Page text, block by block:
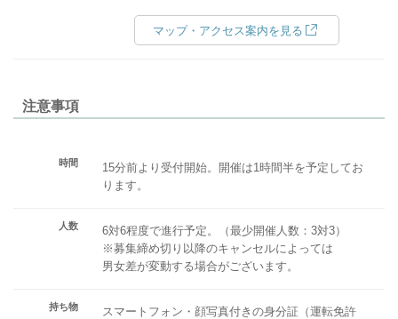
マップ・アクセス案内を見る
注意事項
時間
15分前より受付開始。開催は1時間半を予定してお
ります。
人数
6対6程度で進行予定。（最少開催人数：3対3）
※募集締め切り以降のキャンセルによっては
男女差が変動する場合がございます。
持ち物
スマートフォン・顔写真付きの身分証（運転免許